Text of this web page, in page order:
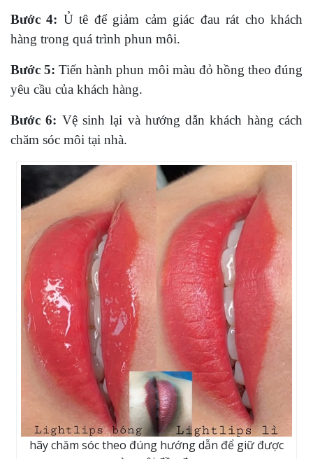
Bước 4: Ủ tê để giảm cảm giác đau rát cho khách
hàng trong quá trình phun môi.
Bước 5: Tiến hành phun môi màu đỏ hồng theo đúng
yêu cầu của khách hàng.
Bước 6: Vệ sinh lại và hướng dẫn khách hàng cách
chăm sóc môi tại nhà.
hãy chăm sóc theo đúng hướng dẫn để giữ được